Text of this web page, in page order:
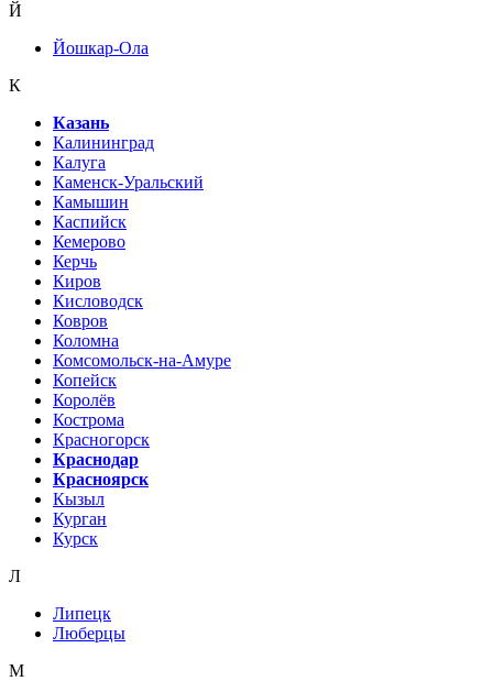
Й
Йошкар-Ола
К
Казань
Калининград
Калуга
Каменск-Уральский
Камышин
Каспийск
Кемерово
Керчь
Киров
Кисловодск
Ковров
Коломна
Комсомольск-на-Амуре
Копейск
Королёв
Кострома
Красногорск
Краснодар
Красноярск
Кызыл
Курган
Курск
Л
Липецк
Люберцы
М